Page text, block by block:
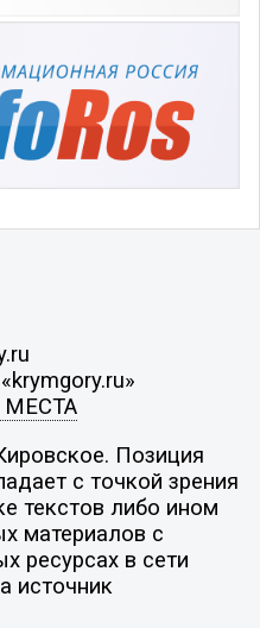
МЕСТА
Позиция
с точкой зрения
текстов либо ином
материалов с
ресурсах в сети
источник